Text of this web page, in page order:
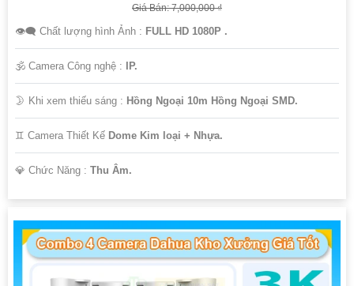
Giá Bán: 7,000,000 ₫
👁️‍🗨 Chất lượng hình Ảnh : FULL HD 1080P .
🕉️ Camera Công nghệ : IP.
🌛 Khi xem thiếu sáng : Hồng Ngoại 10m Hồng Ngoại SMD.
♊ Camera Thiết Kế Dome Kim loại + Nhựa.
️💎 Chức Năng : Thu Âm.